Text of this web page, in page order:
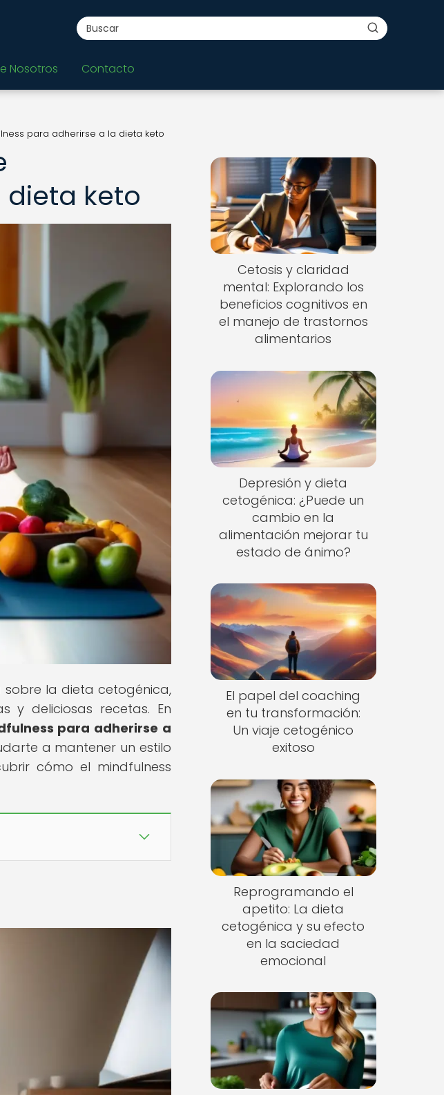
Nosotros Contacto
para adherirse a la dieta keto
dieta keto
la dieta cetogénica,
y deliciosas recetas. En
para adherirse a
a mantener un estilo
cómo el mindfulness
Cetosis y claridad
mental: Explorando los
beneficios cognitivos en
el manejo de trastornos
alimentarios
Depresión y dieta
cetogénica: ¿Puede un
cambio en la
alimentación mejorar tu
estado de ánimo?
El papel del coaching
en tu transformación:
Un viaje cetogénico
exitoso
Reprogramando el
apetito: La dieta
cetogénica y su efecto
en la saciedad
emocional